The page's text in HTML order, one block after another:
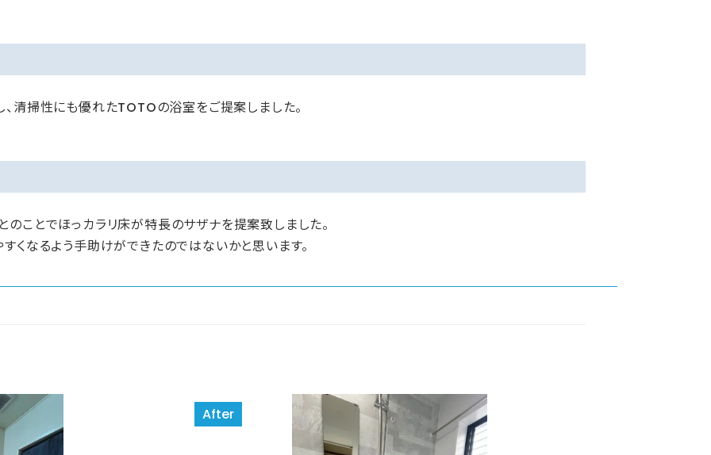
清掃性にも優れたTOTOの浴室をご提案しました。
ことでほっカラリ床が特長のサザナを提案致しました。
くなるよう手助けができたのではないかと思います。